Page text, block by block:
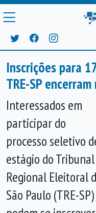
Inscrições para
TRE-SP
Interessados em
participar do
processo seletivo
estágio do Tribunal
Regional Eleitoral
São Paulo (TRE-SP)